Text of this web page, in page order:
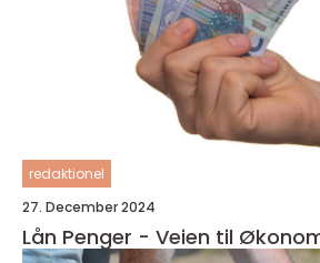
redaktionel
27. December 2024
Lån Penger - Veien til